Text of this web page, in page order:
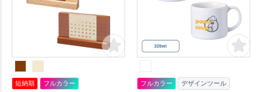
短納期 フルカラー フルカラー デザインツール